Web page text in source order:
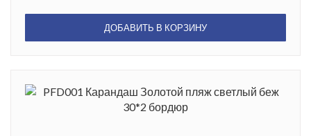
ДОБАВИТЬ В КОРЗИНУ